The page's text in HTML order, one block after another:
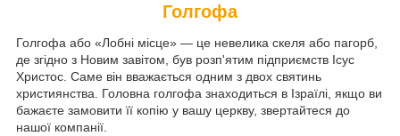
Голгофа
Голгофа або «Лобні місце» — це невелика скеля або пагорб,
де згідно з Новим завітом, був розп'ятим підприємств Ісус
Христос. Саме він вважається одним з двох святинь
християнства. Головна голгофа знаходиться в Ізраїлі, якщо ви
бажаєте замовити її копію у вашу церкву, звертайтеся до
нашої компанії.